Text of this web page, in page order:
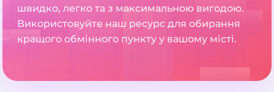
швидко, легко та з максимальною вигодою.
Використовуйте наш ресурс для обирання
кращого обмінного пункту у вашому місті.